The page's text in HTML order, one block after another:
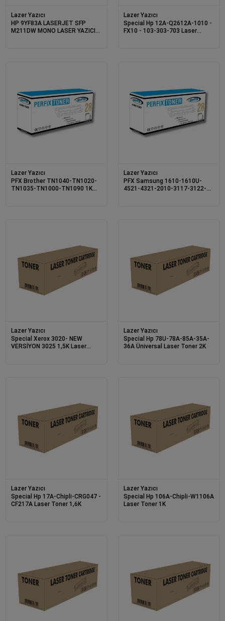
Lazer Yazıcı
HP 9YF83A LASERJET SFP
M211DW MONO LASER YAZICI
Lazer Yazıcı
Special Hp 12A-Q2612A-1010 -
FX10 - 103-303-703 Laser
Lazer Yazıcı
PFX Brother TN1040-TN1020-
TN1035-TN1000-TN1090 1K
Lazer Yazıcı
PFX Samsung 1610-1610U-
4521-4321-2010-3117-3122-
Lazer Yazıcı
Special Xerox 3020- NEW
VERSİYON 3025 1,5K Laser
Lazer Yazıcı
Special Hp 78U-78A-85A-35A-
36A Üniversal Laser Toner 2K
Lazer Yazıcı
Special Hp 17A-Chipli-CRG047 -
CF217A Laser Toner 1,6K
Lazer Yazıcı
Special Hp 106A-Chipli-W1106A
Laser Toner 1K